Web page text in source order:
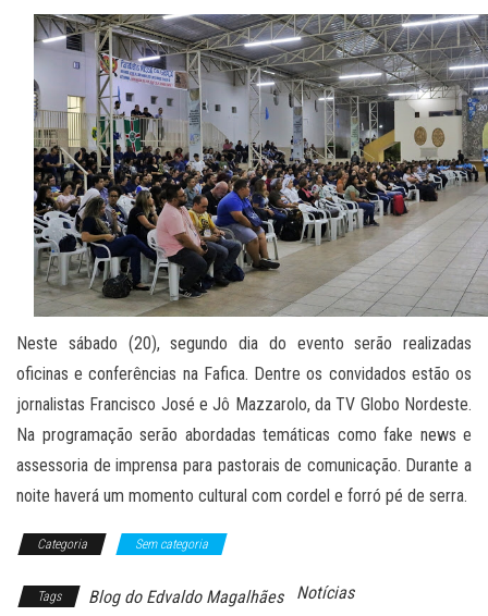
Neste sábado (20), segundo dia do evento serão realizadas
oficinas e conferências na Fafica. Dentre os convidados estão os
jornalistas Francisco José e Jô Mazzarolo, da TV Globo Nordeste.
Na programação serão abordadas temáticas como fake news e
assessoria de imprensa para pastorais de comunicação. Durante a
noite haverá um momento cultural com cordel e forró pé de serra.
Categoria Sem categoria
Tags Blog do Edvaldo Magalhães Notícias